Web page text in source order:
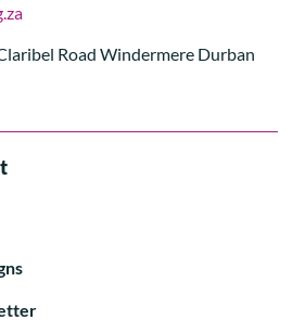
Road Windermere Durban